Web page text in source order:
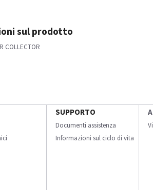
sul prodotto
COLLECTOR
SUPPORTO
Documenti assistenza
Informazioni sul ciclo di vita